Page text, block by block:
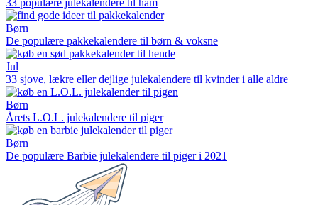
33 populære julekalendere til ham
Børn
De populære pakkekalendere til børn & voksne
Jul
33 sjove, lækre eller dejlige julekalendere til kvinder i alle aldre
Børn
Årets L.O.L. julekalendere til piger
Børn
De populære Barbie julekalendere til piger i 2021